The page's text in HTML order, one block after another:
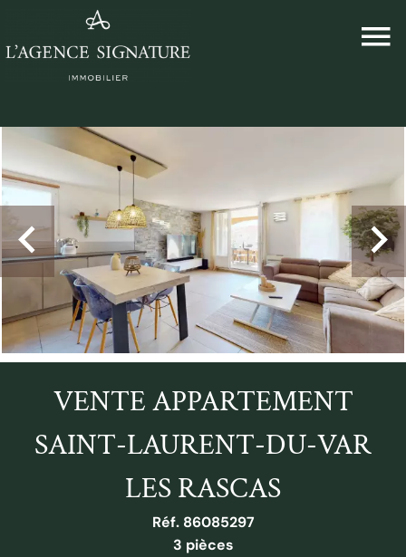
VENTE APPARTEMENT
SAINT-LAURENT-DU-VAR
LES RASCAS
Réf. 86085297
3 pièces